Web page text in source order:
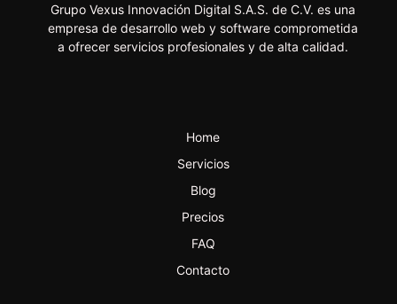
Grupo Vexus Innovación Digital S.A.S. de C.V. es una
empresa de desarrollo web y software comprometida
a ofrecer servicios profesionales y de alta calidad.
Home
Servicios
Blog
Precios
FAQ
Contacto